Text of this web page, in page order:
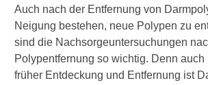
Auch nach der Entfernung von
Neigung bestehen, neue Polypen zu
sind die Nachsorgeuntersuchungen
Polypentfernung so wichtig. Denn auch
früher Entdeckung und Entfernung ist
k
e
b
s
?